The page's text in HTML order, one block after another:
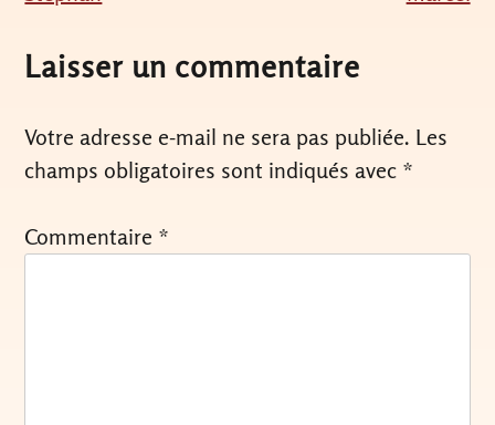
de
l’article
Laisser un commentaire
Votre adresse e-mail ne sera pas publiée. Les
champs obligatoires sont indiqués avec *
Commentaire *